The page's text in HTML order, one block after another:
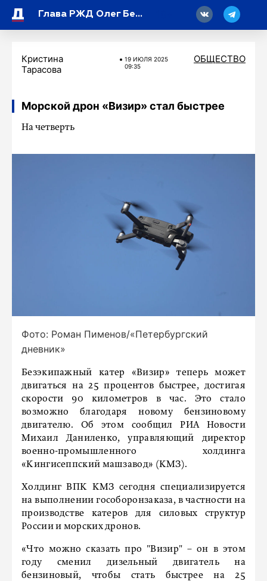
Глава РЖД Олег Белозеров взял под личный контроль ситуацию с восстановлением движения в Ростовской области
Кристина
Тарасова
19 ИЮЛЯ 2025
09:35
ОБЩЕСТВО
Морской дрон «Визир» стал быстрее
На четверть
Фото: Роман Пименов/«Петербургский
дневник»
Безэкипажный катер «Визир» теперь может
двигаться на 25 процентов быстрее, достигая
скорости 90 километров в час. Это стало
возможно благодаря новому бензиновому
двигателю. Об этом сообщил РИА Новости
Михаил Даниленко, управляющий директор
военно-промышленного холдинга
«Кингисеппский машзавод» (КМЗ).
Холдинг ВПК KMЗ сегодня специализируется
на выполнении гособоронзаказа, в частности на
производстве катеров для силовых структур
России и морских дронов.
«Что можно сказать про "Визир" – он в этом
году сменил дизельный двигатель на
бензиновый, чтобы стать быстрее на 25